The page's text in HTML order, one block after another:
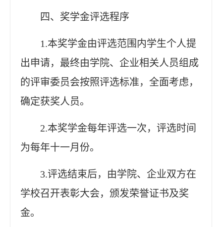
四、奖学金评选程序
1.本奖学金由评选范围内学生个人提
出申请，最终由学院、企业相关人员组成
的评审委员会按照评选标准，全面考虑，
确定获奖人员。
2.本奖学金每年评选一次，评选时间
为每年十一月份。
3.评选结束后，由学院、企业双方在
学校召开表彰大会，颁发荣誉证书及奖
金。